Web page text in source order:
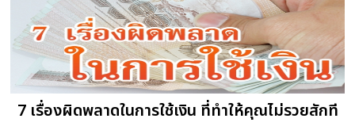
7 เรื่องผิดพลาดในการใช้เงิน ที่ทำให้คุณไม่รวยสักที